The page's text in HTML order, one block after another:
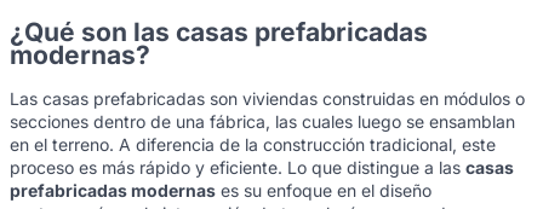
¿Qué son las casas prefabricadas
modernas?
Las casas prefabricadas son viviendas construidas en módulos o
secciones dentro de una fábrica, las cuales luego se ensamblan
en el terreno. A diferencia de la construcción tradicional, este
proceso es más rápido y eficiente. Lo que distingue a las casas
prefabricadas modernas es su enfoque en el diseño